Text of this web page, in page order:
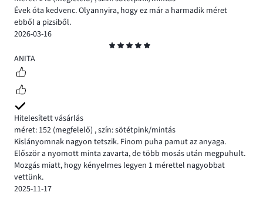
Évek óta kedvenc. Olyannyira, hogy ez már a harmadik méret
ebből a pizsiből.
2026-03-16
5
ANITA
Hitelesített vásárlás
méret: 152 (megfelelő) ,szín: sötétpink/mintás
Kislányomnak nagyon tetszik. Finom puha pamut az anyaga.
Először a nyomott minta zavarta, de több mosás után megpuhult.
Mozgás miatt, hogy kényelmes legyen 1 mérettel nagyobbat
vettünk.
2025-11-17